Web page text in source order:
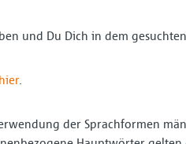
und Du Dich in dem
hier.
der Sprachformen